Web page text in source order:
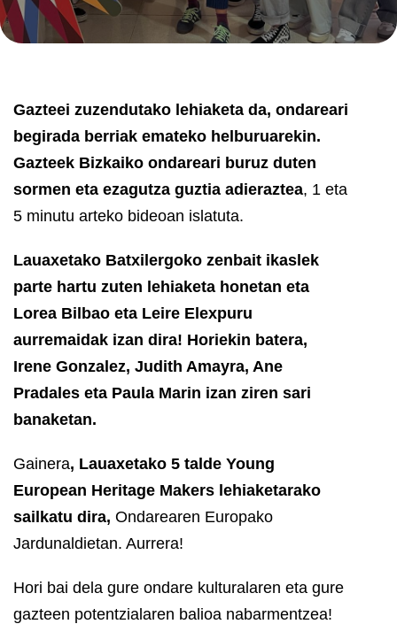
Gazteei zuzendutako lehiaketa da, ondareari
begirada berriak emateko helburuarekin.
Gazteek Bizkaiko ondareari buruz duten
sormen eta ezagutza guztia adieraztea, 1 eta
5 minutu arteko bideoan islatuta.
Lauaxetako Batxilergoko zenbait ikaslek
parte hartu zuten lehiaketa honetan eta
Lorea Bilbao eta Leire Elexpuru
aurremaidak izan dira! Horiekin batera,
Irene Gonzalez, Judith Amayra, Ane
Pradales eta Paula Marin izan ziren sari
banaketan.
Gainera, Lauaxetako 5 talde Young
European Heritage Makers lehiaketarako
sailkatu dira, Ondarearen Europako
Jardunaldietan. Aurrera!
Hori bai dela gure ondare kulturalaren eta gure
gazteen potentzialaren balioa nabarmentzea!